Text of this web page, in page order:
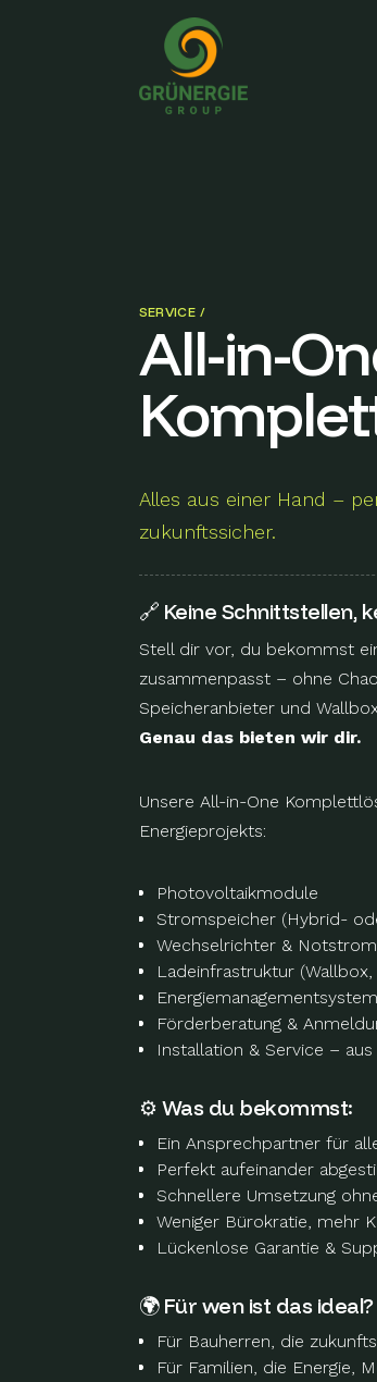
SERVICE /
All-in-
Alles aus einer Hand –
zukunftssicher.
🔗 Keine Schnittstellen,
Stell dir vor, du bekommst
zusammenpasst – ohne
Speicheranbieter und
Genau das bieten wir dir.
Unsere All-in-One
Energieprojekts:
Photovoltaikmodule
Stromspeicher (Hybrid-
Wechselrichter &
Ladeinfrastruktur (Wallbox,
Förderberatung &
Installation & Service –
⚙️ Was du bekommst:
Ein Ansprechpartner für
Perfekt aufeinander
Schnellere Umsetzung
Weniger Bürokratie, mehr
Lückenlose Garantie &
🌍 Für wen ist das ideal?
Für Bauherren, die
Für Familien, die Energie,